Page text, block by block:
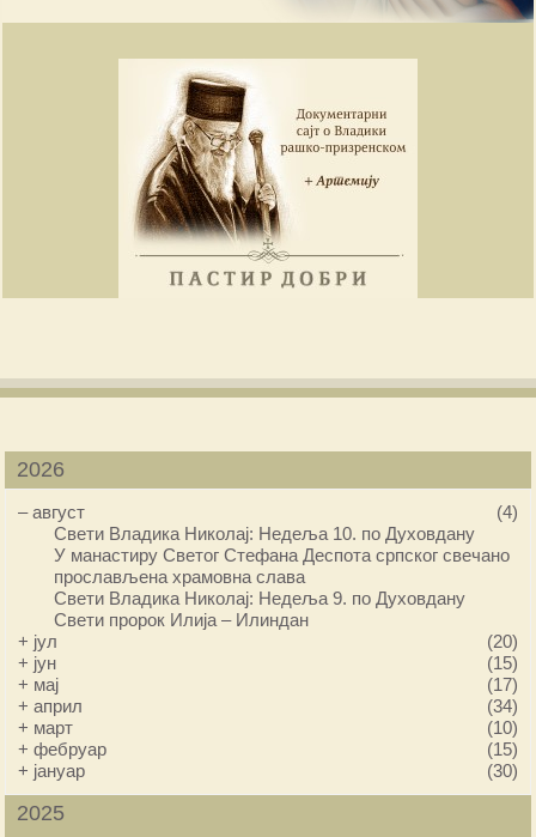
2026
–август
(4)
Свети Владика Николај: Недеља 10. по Духовдану
У манастиру Светог Стефана Деспота српског свечано
прослављена храмовна слава
Свети Владика Николај: Недеља 9. по Духовдану
Свети пророк Илија – Илиндан
+ јул
(20)
+ јун
(15)
+ мај
(17)
+април
(34)
+ март
(10)
+фебруар
(15)
+ јануар (30)
2025